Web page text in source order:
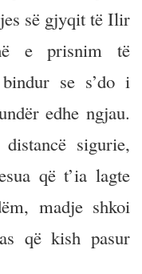
së gjyqit të Ilir
e prisnim të
se s’do i
edhe ngjau.
sigurie,
që t’ia lagte
madje shkoi
që kish pasur